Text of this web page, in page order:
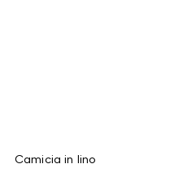
Camicia in lino